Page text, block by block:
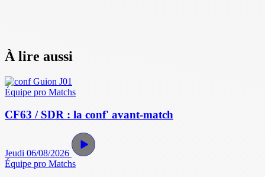
À lire aussi
Équipe pro Matchs
CF63 / SDR : la conf' avant-match
Jeudi 06/08/2026
Équipe pro Matchs